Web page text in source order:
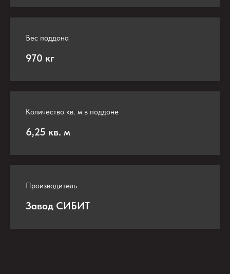
Вес поддона
970 кг
Количество кв. м в поддоне
6,25 кв. м
Производитель
Завод СИБИТ